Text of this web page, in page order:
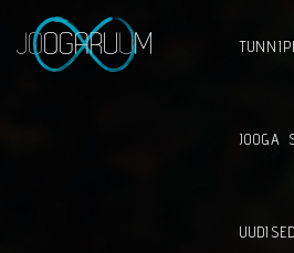
JOOGA
UUDISED